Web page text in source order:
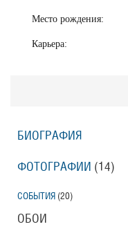
Место рождения:
Карьера:
БИОГРАФИЯ
ФОТОГРАФИИ (14)
СОБЫТИЯ (20)
ОБОИ